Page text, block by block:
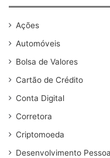
Ações
Automóveis
Bolsa de Valores
Cartão de Crédito
Conta Digital
Corretora
Criptomoeda
Desenvolvimento